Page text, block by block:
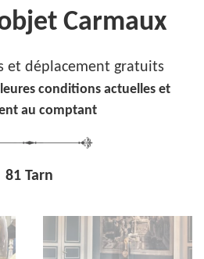
Carmaux
et déplacement gratuits
conditions actuelles et
au comptant
81 Tarn